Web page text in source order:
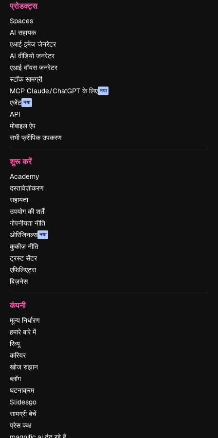
प्रोडक्ट्स
Spaces
AI सहायक
एआई इमेज जेनरेटर
AI वीडियो जनरेटर
एआई वॉयस जनरेटर
स्टॉक सामग्री
MCP Claude/ChatGPT के लिए नया
एजेंट नया
API
मोबाइल ऐप
सभी फ्रीपिक उपकरण
शुरू करें
Academy
दस्तावेज़ीकरण
सहायता
उपयोग की शर्तें
गोपनीयता नीति
ओरिजिनल्स नया
कुकीज़ नीति
ट्रस्ट सेंटर
एफिलिएट्स
बिज़नेस
कंपनी
मूल्य निर्धारण
हमारे बारे में
रिव्यू
करियर
खोज रुझान
ब्लॉग
घटनाक्रम
Slidesgo
सामग्री बेचें
प्रेस कक्ष